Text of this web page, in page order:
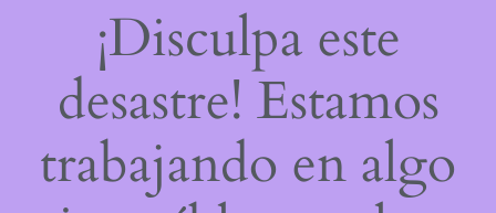
¡Disculpa este
desastre! Estamos
trabajando en algo